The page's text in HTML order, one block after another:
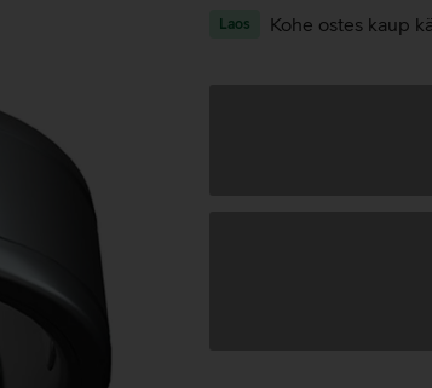
Laos Kohe ostes kaup